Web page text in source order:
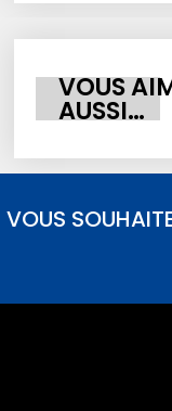
VOUS
AUSSI…
VOUS